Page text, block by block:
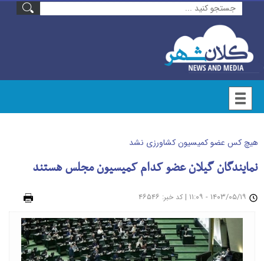
هیچ کس عضو کمیسیون کشاورزی نشد
نمایندگان گیلان عضو کدام کمیسیون مجلس هستند
| کد خبر: ۴۶۵۴۶